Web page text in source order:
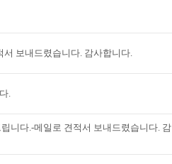
서 보내드렸습니다. 감사합니다.
.
니다.-메일로 견적서 보내드렸습니다. 감